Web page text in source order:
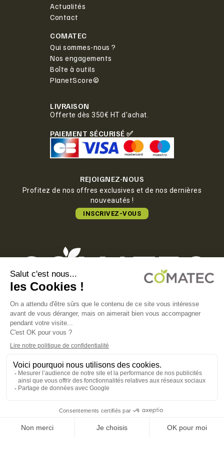
Actualités
Contact
COMATEC
Qui sommes-nous ?
Nos engagements
Boîte à outils
PlanetScore©
LIVRAISON
Offerte dès 350€ HT d'achat.
PAIEMENT SÉCURISÉ ✅
REJOIGNEZ-NOUS
Profitez de nos offres exclusives et de nos dernières
nouveautés !
INSCRIVEZ-VOUS
COMATEC PACKAGING
Boulevard François-Xavier Fafeur
11000 Carcassonne, FRANCE
POLITIQUE DE CONFIDENTIALITÉ
POLITIQUE EN MATIÈRE DE COOKIES
CGV